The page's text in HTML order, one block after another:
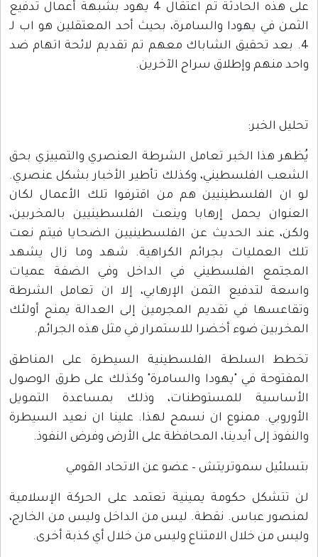
على هذه الحادثة تم اعتقال 4 يهود بشبهة أعمال تدفيع
الثمن في يهودا والسامرة، بحيث أحد المعتقلين هو اب لـ
4. بعد تحقيق الشاباك معهم تم تقديم لائحة اتهام ضد
واحد منهم وإطلاق سراح الآخرين.
تحليل الخبر:
يُظهر هذا الخبر تعامل الشرطة العنصري والتمييزي بحق
الشعب الفلسطيني، وكذلك تأطير الأخبار بشكل عنصري.
لو ان الفلسطينيين هم من اقترفوا تلك الأعمال لكان
العنوان يحمل إرهابا وينعت الفلسطينيين بالمخربين،
ولكن، عند الحديث عن الفلسطينيين الضحايا فيتم نعت
تلك العمليات بجرائم الكراهية. شهد وما زال يشهد
المجتمع الفلسطيني في الداخل وفي الضفة عميات
واسعة لتدفيع الثمن الإرهابي، إلا ان تعامل الشرطة
وتقاعسها في تقديم المجرمين إلى العدالة يمنح أولئك
المخربين ضوء أخضرا للاستمرار في مثل هذه الجرائم.
تخطط السلطة الفلسطينية السيطرة على المناطق
المفتوحة في "يهودا والسامرة" وكذلك على طرق الوصول
الأساسية للمستوطنات، وذلك بمساعدة التمويل
الأوروبي. ممنوع ان نسمح لهذا. علينا ان نعيد السيطرة
والنفوذ إلى أيدينا، المحافظة على الأرض وفرض النفوذ.
بتسلئيل سموتريتش – عضو عن الاتحاد القومي
لن تتشكل حكومة يمينية تعتمد على الحركة الإسلامية
لمنصور عباس. نقطة. ليس من الداخل وليس من الخارج،
وليس من خلال الامتناع وليس من خلال أي كذبة أخرى.